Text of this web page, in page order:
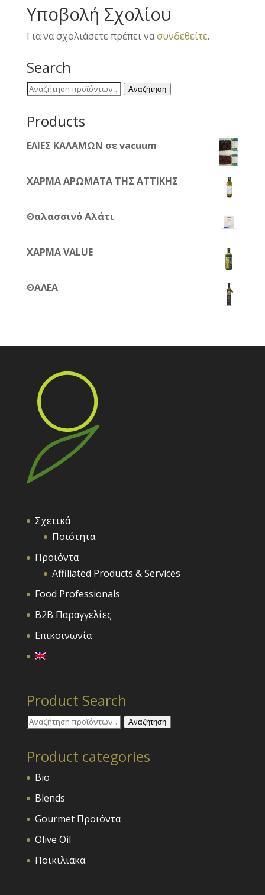
Υποβολή Σχολίου
Για να σχολιάσετε πρέπει νασυνδεθείτε.
Search
Αναζήτηση
Αναζήτηση
Products
ΕΛΙΕΣ ΚΑΛΑΜΩΝ σε vacuum
ΧΑΡΜΑ ΑΡΩΜΑΤΑ ΤΗΣ ΑΤΤΙΚΗΣ
Θαλασσινό Αλάτι
ΧΑΡΜΑ VALUE
ΘΑΛΕΑ
Σχετικά
Ποιότητα
Προϊόντα
Affiliated Products & Services
Food Professionals
B2B Παραγγελίες
Επικοινωνία
Product Search
Αναζήτηση
Αναζήτηση
Product categories
Bio
Blends
Gourmet Προιόντα
Olive Oil
Ποικιλιακα